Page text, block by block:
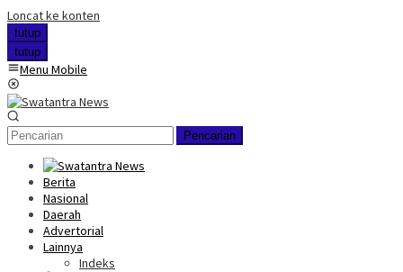
Loncat ke konten
tutup
tutup
Menu Mobile
Pencarian
Berita
Nasional
Daerah
Advertorial
Lainnya
Indeks